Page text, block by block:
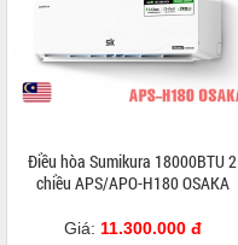
Điều hòa Sumikura 18000BTU 2
chiều APS/APO-H180 OSAKA
Giá: 11.300.000 đ